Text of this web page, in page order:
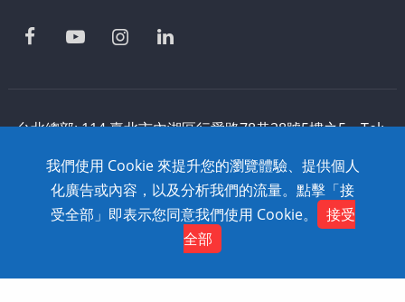
台北總部: 114 臺北市內湖區行愛路78巷28號5樓之5 Tel:
0800-868-358
Copyright © 2020 SolidWizard Technology
Co.,Ltd. All Rights Reserved. Dtell
網頁設計
Contact
我們使用 Cookie 來提升您的瀏覽體驗、提供個人
化廣告或內容，以及分析我們的流量。點擊「接
受全部」即表示您同意我們使用 Cookie。
接受
全部